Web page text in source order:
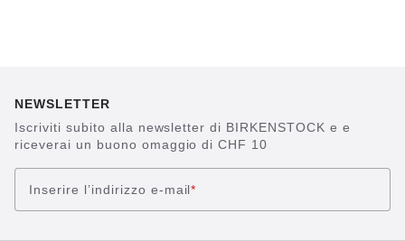
NEWSLETTER
Iscriviti subito alla newsletter di BIRKENSTOCK e e
riceverai un buono omaggio di CHF 10
Inserire l’indirizzo e-mail*